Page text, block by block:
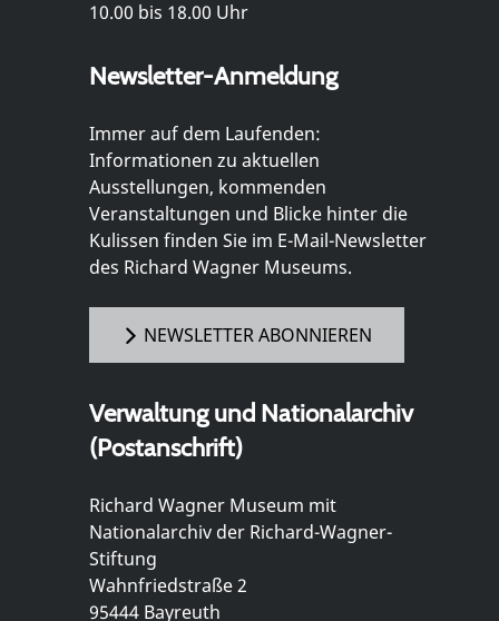
10.00 bis 18.00 Uhr
Newsletter-Anmeldung
Immer auf dem Laufenden:
Informationen zu aktuellen
Ausstellungen, kommenden
Veranstaltungen und Blicke hinter die
Kulissen finden Sie im E-Mail-Newsletter
des Richard Wagner Museums.
NEWSLETTER ABONNIEREN
Verwaltung und Nationalarchiv
(Postanschrift)
Richard Wagner Museum mit
Nationalarchiv der Richard-Wagner-
Stiftung
Wahnfriedstraße 2
95444 Bayreuth